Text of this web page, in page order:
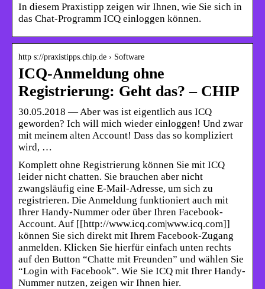
In diesem Praxistipp zeigen wir Ihnen, wie Sie sich in
das Chat-Programm ICQ einloggen können.
http s://praxistipps.chip.de › Software
ICQ-Anmeldung ohne
Registrierung: Geht das? – CHIP
30.05.2018 — Aber was ist eigentlich aus ICQ
geworden? Ich will mich wieder einloggen! Und zwar
mit meinem alten Account! Dass das so kompliziert
wird, …
Komplett ohne Registrierung können Sie mit ICQ
leider nicht chatten. Sie brauchen aber nicht
zwangsläufig eine E-Mail-Adresse, um sich zu
registrieren. Die Anmeldung funktioniert auch mit
Ihrer Handy-Nummer oder über Ihren Facebook-
Account. Auf [[http://www.icq.com|www.icq.com]]
können Sie sich direkt mit Ihrem Facebook-Zugang
anmelden. Klicken Sie hierfür einfach unten rechts
auf den Button “Chatte mit Freunden” und wählen Sie
“Login with Facebook”. Wie Sie ICQ mit Ihrer Handy-
Nummer nutzen, zeigen wir Ihnen hier.